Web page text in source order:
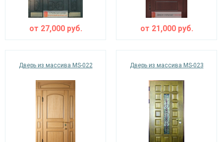
от 27,000руб. от 21,000руб.
Дверь из массива MS-022 Дверь из массива MS-023